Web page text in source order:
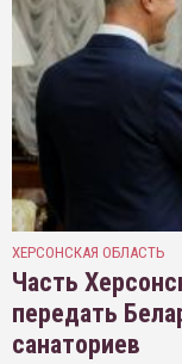
ХЕРСОНСКАЯ ОБЛАСТЬ
Часть
передать
санаториев